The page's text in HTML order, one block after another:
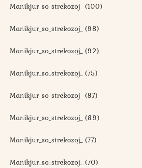
Manikjur_so_strekozoj_ (100)
Manikjur_so_strekozoj_ (98)
Manikjur_so_strekozoj_ (92)
Manikjur_so_strekozoj_ (75)
Manikjur_so_strekozoj_ (87)
Manikjur_so_strekozoj_ (69)
Manikjur_so_strekozoj_ (77)
Manikjur_so_strekozoj_ (70)